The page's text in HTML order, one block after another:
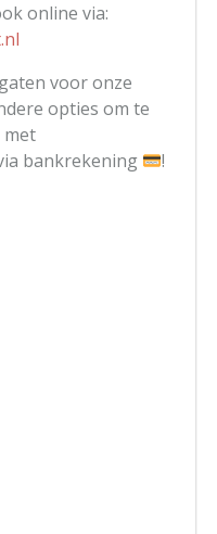
online via:
voor onze
opties om te
met
bankrekening !